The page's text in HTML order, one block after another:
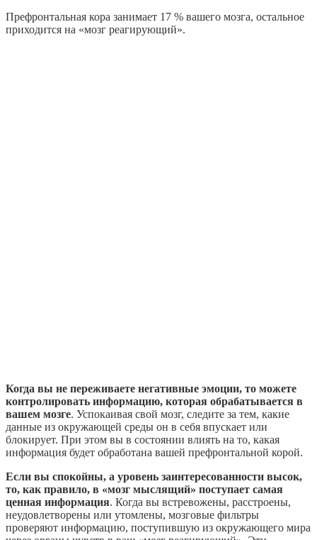
Префронтальная кора занимает 17 % вашего мозга, остальное
приходится на «мозг реагирующий».
Когда вы не переживаете негативные эмоции, то можете
контролировать информацию, которая обрабатывается в
вашем мозге. Успокаивая свой мозг, следите за тем, какие
данные из окружающей среды он в себя впускает или
блокирует. При этом вы в состоянии влиять на то, какая
информация будет обработана вашей префронтальной корой.
Если вы спокойны, а уровень заинтересованности высок,
то, как правило, в «мозг мыслящий» поступает самая
ценная информация. Когда вы встревожены, расстроены,
неудовлетворены или утомлены, мозговые фильтры
проверяют информацию, поступившую из окружающего мира